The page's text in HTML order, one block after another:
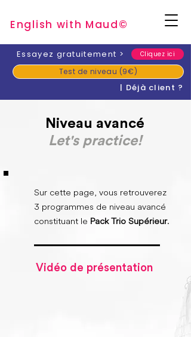
English with Maud©
​Essayez gratuitement > Cliquez ici
Test de niveau (9€)
| Déjà client ?
Niveau avancé
Let's practice!
Sur cette page, vous retrouverez
3 programmes de niveau avancé
constituant le Pack Trio Supérieur.
Vidéo de présentation